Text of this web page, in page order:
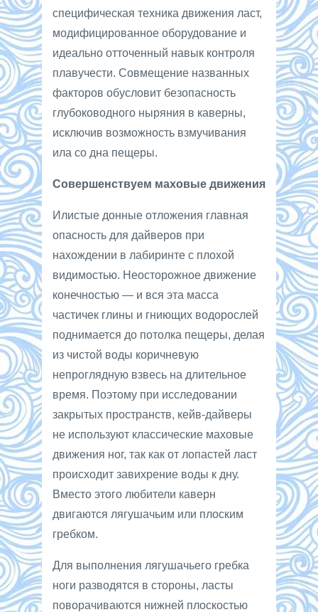
специфическая техника движения ласт,
модифицированное оборудование и
идеально отточенный навык контроля
плавучести. Совмещение названных
факторов обусловит безопасность
глубоководного ныряния в каверны,
исключив возможность взмучивания
ила со дна пещеры.
Совершенствуем маховые движения
Илистые донные отложения главная
опасность для дайверов при
нахождении в лабиринте с плохой
видимостью. Неосторожное движение
конечностью — и вся эта масса
частичек глины и гниющих водорослей
поднимается до потолка пещеры, делая
из чистой воды коричневую
непроглядную взвесь на длительное
время. Поэтому при исследовании
закрытых пространств, кейв-дайверы
не используют классические маховые
движения ног, так как от лопастей ласт
происходит завихрение воды к дну.
Вместо этого любители каверн
двигаются лягушачьим или плоским
гребком.
Для выполнения лягушачьего гребка
ноги разводятся в стороны, ласты
поворачиваются нижней плоскостью